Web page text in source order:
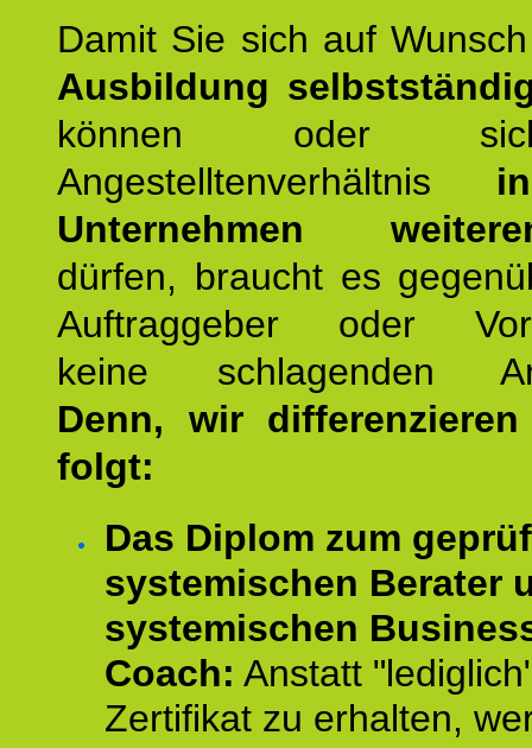
Damit Sie sich auf
Ausbildung
können oder
Angestelltenverhältnis
Unternehmen
dürfen, braucht es
Auftraggeber oder
keine schlagenden
Denn, wir
folgt:
Das Diplom zum
systemischen Berater
systemischen
Coach: Anstatt
Zertifikat zu erhalten,